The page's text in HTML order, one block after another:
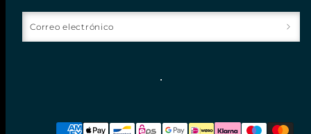
Correo electrónico
Métodos
Instagram
YouTube